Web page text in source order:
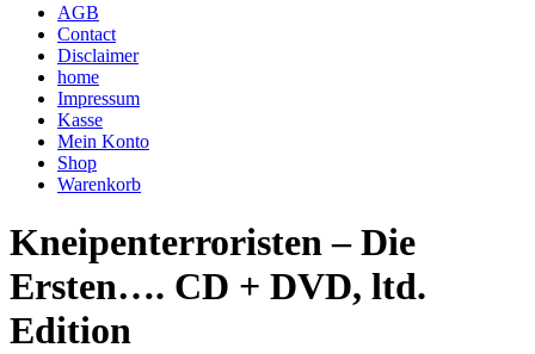
AGB
Contact
Disclaimer
home
Impressum
Kasse
Mein Konto
Shop
Warenkorb
Kneipenterroristen – Die
Ersten…. CD + DVD, ltd.
Edition